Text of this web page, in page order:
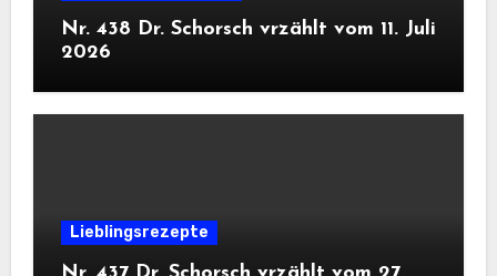
Nr. 438 Dr. Schorsch vrzählt vom 11. Juli
2026
Lieblingsrezepte